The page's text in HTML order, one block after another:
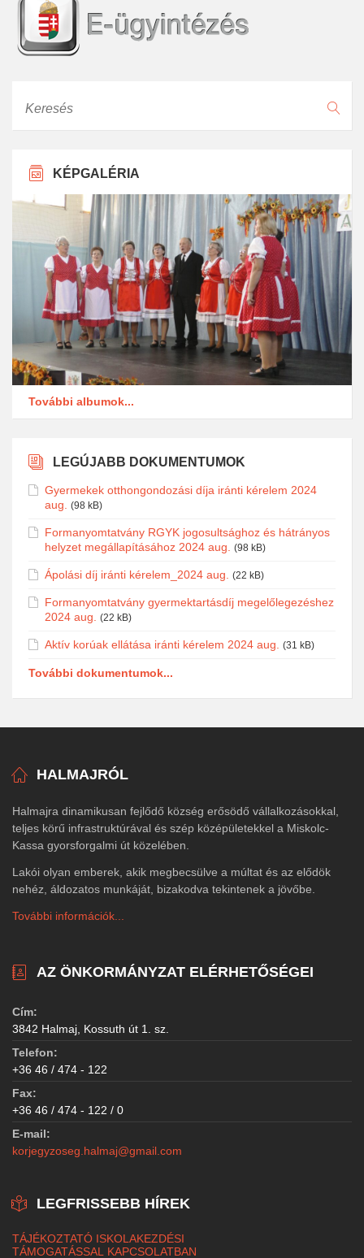
KÉPGALÉRIA
További albumok...
LEGÚJABB DOKUMENTUMOK
Gyermekek otthongondozási díja iránti kérelem 2024
aug.
(98 kB)
Formanyomtatvány RGYK jogosultsághoz és hátrányos
helyzet megállapításához 2024 aug.
(98 kB)
Ápolási díj iránti kérelem_2024 aug. (22 kB)
Formanyomtatvány gyermektartásdíj megelőlegezéshez
2024 aug.
(22 kB)
Aktív korúak ellátása iránti kérelem 2024 aug. (31 kB)
További dokumentumok...
HALMAJRÓL
Halmajra dinamikusan fejlődő község erősödő vállalkozásokkal,
teljes körű infrastruktúrával és szép középületekkel a Miskolc-
Kassa gyorsforgalmi út közelében.
Lakói olyan emberek, akik megbecsülve a múltat és az elődök
nehéz, áldozatos munkáját, bizakodva tekintenek a jövőbe.
További információk...
AZ ÖNKORMÁNYZAT ELÉRHETŐSÉGEI
Cím:
3842 Halmaj, Kossuth út 1. sz.
Telefon:
+36 46 / 474 - 122
Fax:
+36 46 / 474 - 122 / 0
E-mail:
korjegyzoseg.halmaj@gmail.com
LEGFRISSEBB HÍREK
TÁJÉKOZTATÓ ISKOLAKEZDÉSI
TÁMOGATÁSSAL KAPCSOLATBAN